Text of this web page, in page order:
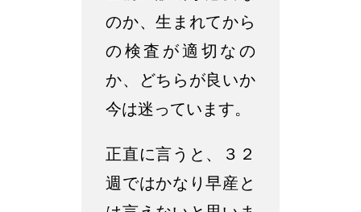
のか、生まれてから
の検査が適切なの
か、どちらが良いか
今は迷っています。
正直に言うと、３２
週ではかなり早産と